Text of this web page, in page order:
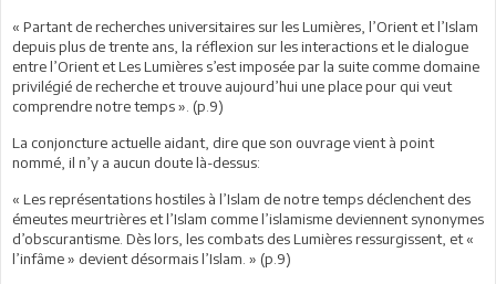
« Partant de recherches universitaires sur les Lumières, l’Orient et l’Islam
depuis plus de trente ans, la réflexion sur les interactions et le dialogue
entre l’Orient et Les Lumières s’est imposée par la suite comme domaine
privilégié de recherche et trouve aujourd’hui une place pour qui veut
comprendre notre temps ». (p.9)
La conjoncture actuelle aidant, dire que son ouvrage vient à point
nommé, il n’y a aucun doute là-dessus:
« Les représentations hostiles à l’Islam de notre temps déclenchent des
émeutes meurtrières et l’Islam comme l’islamisme deviennent synonymes
d’obscurantisme. Dès lors, les combats des Lumières ressurgissent, et «
l’infâme » devient désormais l’Islam. » (p.9)